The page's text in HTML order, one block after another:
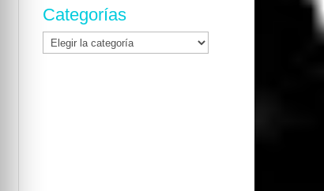
Categorías
Categorías